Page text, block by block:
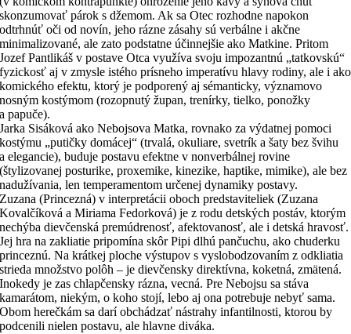
skonzumovať párok s džemom. Ak sa Otec rozhodne napokon
odtrhnúť oči od novín, jeho rázne zásahy sú verbálne i akčne
minimalizované, ale zato podstatne účinnejšie ako Matkine. Pritom
Jozef Pantlikáš v postave Otca využíva svoju impozantnú „tatkovskú“
fyzickosť aj v zmysle istého prísneho imperatívu hlavy rodiny, ale i ako
komického efektu, ktorý je podporený aj sémanticky, významovo
nosným kostýmom (rozopnutý župan, trenírky, tielko, ponožky
a papuče).
Jarka Sisáková ako Nebojsova Matka, rovnako za výdatnej pomoci
kostýmu „putičky domácej“ (trvalá, okuliare, svetrík a šaty bez švihu
a elegancie), buduje postavu efektne v nonverbálnej rovine
(štylizovanej posturike, proxemike, kinezike, haptike, mimike), ale bez
nadužívania, len temperamentom určenej dynamiky postavy.
Zuzana (Princezná) v interpretácii oboch predstaviteliek (Zuzana
Kovalčíková a Miriama Fedorková) je z rodu detských postáv, ktorým
nechýba dievčenská premúdrenosť, afektovanosť, ale i detská hravosť.
Jej hra na zakliatie pripomína skôr Pipi dlhú pančuchu, ako chuderku
princeznú. Na krátkej ploche výstupov s vyslobodzovaním z odkliatia
strieda množstvo polôh – je dievčensky direktívna, koketná, zmätená.
Inokedy je zas chlapčensky rázna, vecná. Pre Nebojsu sa stáva
kamarátom, niekým, o koho stojí, lebo aj ona potrebuje nebyť sama.
Obom herečkám sa darí obchádzať nástrahy infantilnosti, ktorou by
podcenili nielen postavu, ale hlavne diváka.